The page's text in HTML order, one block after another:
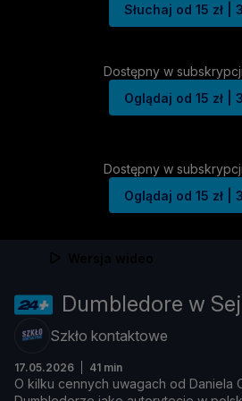
Słuchaj od 15 zł |
Dostępny w
Oglądaj od 15 zł |
Dostępny w
Oglądaj od 15 zł |
Dumbledore w
Szkło kontaktowe
17.05.2026 41 min
O kilku cennych uwagach od Daniela